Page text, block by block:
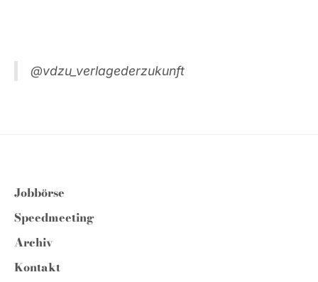
@vdzu_verlagederzukunft
Jobbörse
Speedmeeting
Archiv
Kontakt